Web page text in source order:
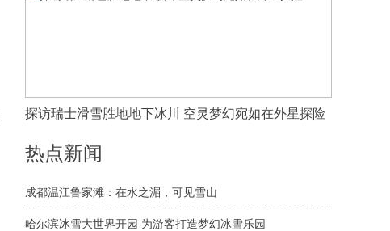
探访瑞士滑雪胜地地下冰川 空灵梦幻宛如在外星探险
热点新闻
成都温江鲁家滩：在水之湄，可见雪山
哈尔滨冰雪大世界开园 为游客打造梦幻冰雪乐园